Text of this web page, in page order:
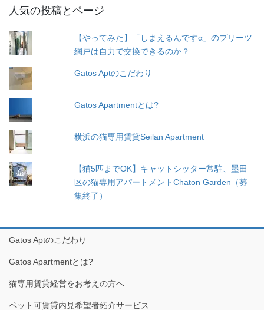
の
ペ
ー
ジ
送
り
人気の投稿とページ
【やってみた】「しまえるんですα」のプリーツ
網戸は自力で交換できるのか？
Gatos Aptのこだわり
Gatos Apartmentとは?
横浜の猫専用賃貸Seilan Apartment
【猫5匹までOK】キャットシッター常駐、墨田
区の猫専用アパートメントChaton Garden（募
集終了）
Gatos Aptのこだわり
Gatos Apartmentとは?
猫専用賃貸経営をお考えの方へ
ペット可賃貸内見希望者紹介サービス